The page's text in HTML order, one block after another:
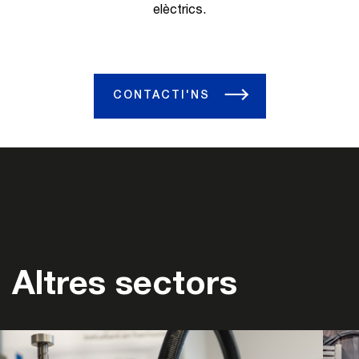
elèctrics.
CONTACTI'NS
Altres sectors